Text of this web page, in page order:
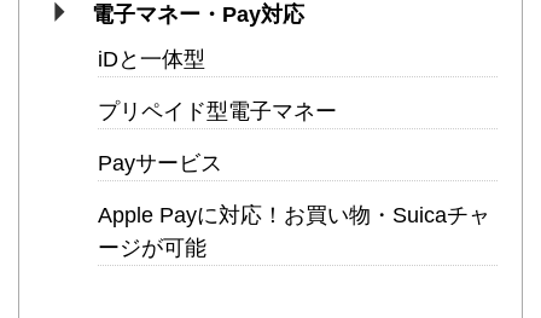
電子マネー・Pay対応
iDと一体型
プリペイド型電子マネー
Payサービス
Apple Payに対応！お買い物・Suicaチャ
ージが可能